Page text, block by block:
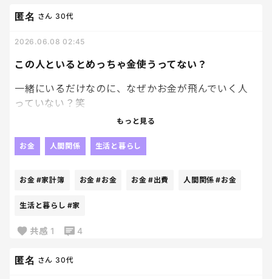
ありがとう。
子どもたちの「あれ食べたい」「これ食べたい」を
叶えさせてやろう！
帰宅したら多分疲れていると思うけど、
「今日のご飯どうしよう」って白目むくより100倍い
全国のサイゼリヤへ。
ございます。
この人といるとめっちゃ金使うってない？
匿名 さん 30代
2026.06.08 02:45
一緒にいるだけなのに、なぜかお金が飛んでいく人
っていない？笑
思で買ってるんだけど、その人といると財布のひもが
で、帰りに雑貨屋のぞいて、気づけば予定になかった
不思議だわー。
もっと見る
お金 人間関係 生活と暮らし
お金 #家計簿 お金 #お金 お金 #出費 人間関係 #お金
生活と暮らし #家
共感 1 4
匿名 さん 30代